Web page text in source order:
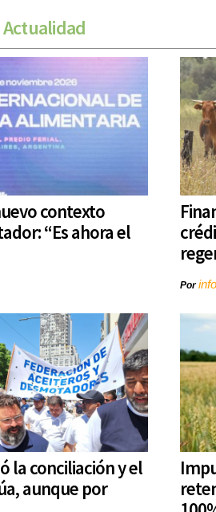
Actualidad
contexto
“Es ahora el
Por
la conciliación y el
aunque por